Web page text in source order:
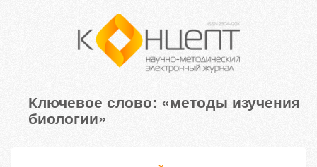
Ключевое слово: «методы изучения
биологии»